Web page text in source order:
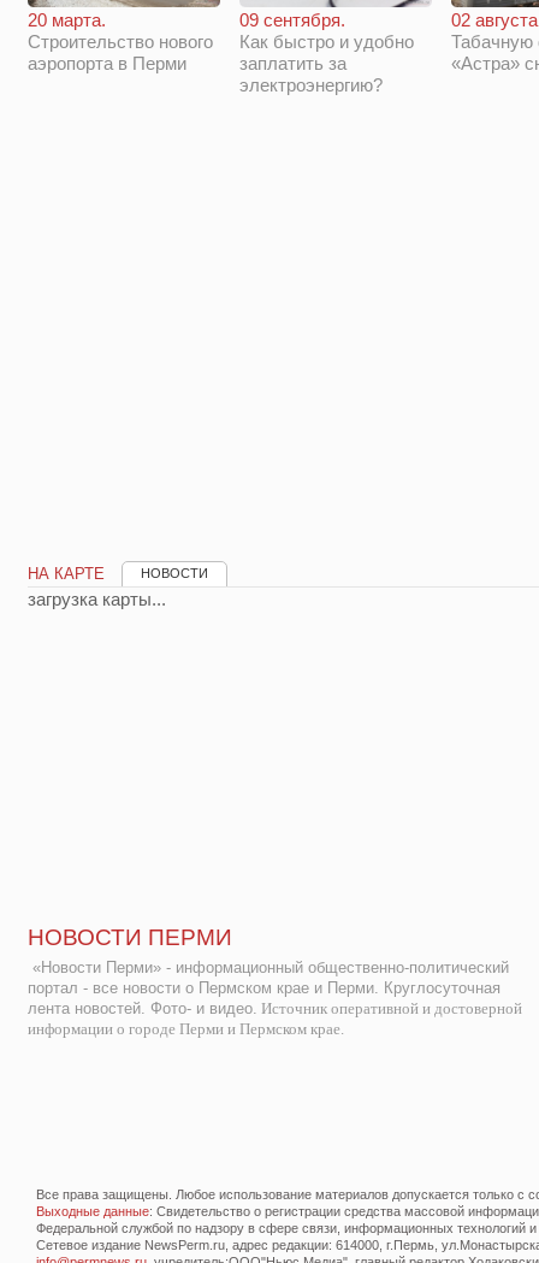
20 марта.
Строительство нового
аэропорта в Перми
09 сентября.
Как быстро и удобно
заплатить за
электроэнергию?
02
Табачную
«Астра»
НА КАРТЕ НОВОСТИ
загрузка карты...
НОВОСТИ ПЕРМИ
«Новости Перми» - информационный общественно-политический
портал - все новости о Пермском крае и Перми. Круглосуточная
лента новостей. Фото- и видео. Источник оперативной и достоверной
информации о городе Перми и Пермском крае.
Все права защищены. Любое использование материалов допускается только с
Выходные данные: Свидетельство о регистрации средства массовой
Федеральной службой по надзору в сфере связи, информационных технологий
Сетевое издание NewsPerm.ru, адрес редакции: 614000, г.Пермь,